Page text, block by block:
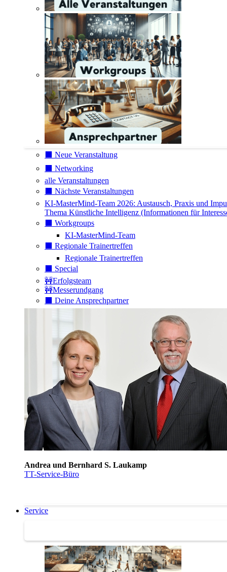
⬛️ Neue Veranstaltung
⬛️ Networking
alle Veranstaltungen
⬛️ Nächste Veranstaltungen
KI-MasterMind-Team 2026: Austausch, Praxis und
Thema Künstliche Intelligenz (Informationen für
⬛️ Workgroups
KI-MasterMind-Team
⬛️ Regionale Trainertreffen
Regionale Trainertreffen
⬛️ Special
🚧Erfolgsteam
🚧Messerundgang
⬛️ Deine Ansprechpartner
Andrea und Bernhard S. Laukamp
TT-Service-Büro
Service